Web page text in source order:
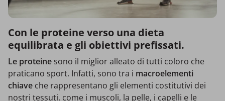
Con le proteine verso una dieta
equilibrata e gli obiettivi prefissati.
Le proteine sono il miglior alleato di tutti coloro che
praticano sport. Infatti, sono tra i macroelementi
chiave che rappresentano gli elementi costitutivi dei
nostri tessuti, come i muscoli, la pelle, i capelli e le